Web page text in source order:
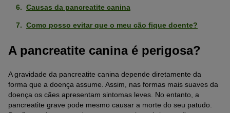
Causas da pancreatite canina
Como posso evitar que o meu cão fique doente?
A pancreatite canina é perigosa?
A gravidade da pancreatite canina depende diretamente da
forma que a doença assume. Assim, nas formas mais suaves da
doença os cães apresentam sintomas leves. No entanto, a
pancreatite grave pode mesmo causar a morte do seu patudo.